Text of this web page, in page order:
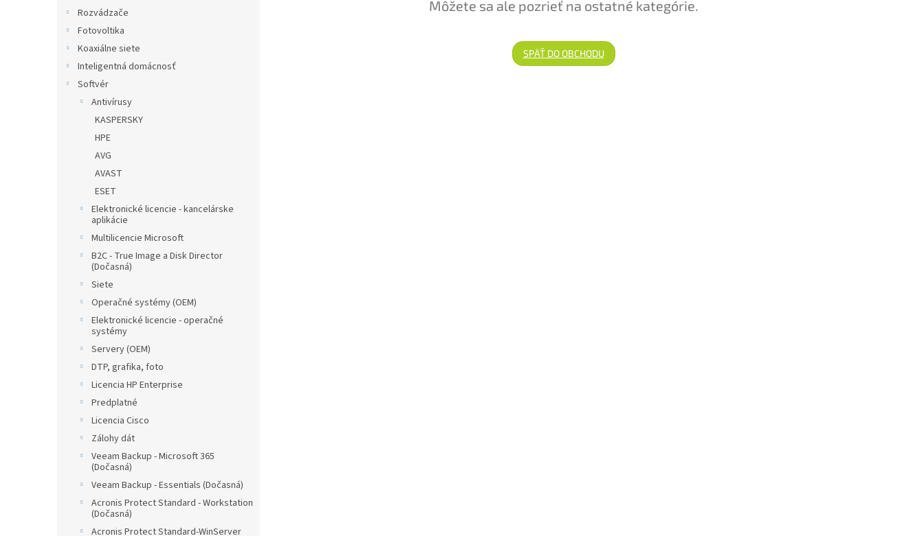
Rozvádzače
Fotovoltika
Koaxiálne siete
Inteligentná domácnosť
Softvér
Antivírusy
KASPERSKY
HPE
AVG
AVAST
ESET
Elektronické licencie - kancelárske
aplikácie
Multilicencie Microsoft
B2C - True Image a Disk Director
(Dočasná)
Siete
Operačné systémy (OEM)
Elektronické licencie - operačné
systémy
Servery (OEM)
DTP, grafika, foto
Licencia HP Enterprise
Predplatné
Licencia Cisco
Zálohy dát
Veeam Backup - Microsoft 365
(Dočasná)
Veeam Backup - Essentials (Dočasná)
Acronis Protect Standard - Workstation
(Dočasná)
Acronis Protect Standard-WinServer
Môžete sa ale pozrieť na ostatné kategórie.
SPÄŤ DO OBCHODU